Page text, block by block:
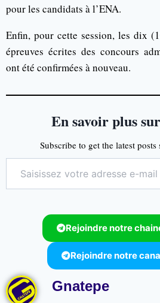
pour les candidats à l’ENA.
Enfin, pour cette session, les dix
épreuves écrites des concours
ont été confirmées à nouveau.
En savoir plus
Subscribe to get the latest
Rejoindre notre
Rejoindre notre
Gnatepe